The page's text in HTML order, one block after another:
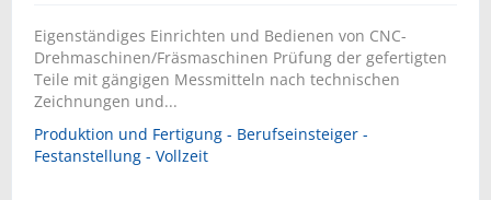
Eigenständiges Einrichten und Bedienen von CNC-
Drehmaschinen/Fräsmaschinen Prüfung der gefertigten
Teile mit gängigen Messmitteln nach technischen
Zeichnungen und...
Produktion und Fertigung - Berufseinsteiger -
Festanstellung - Vollzeit